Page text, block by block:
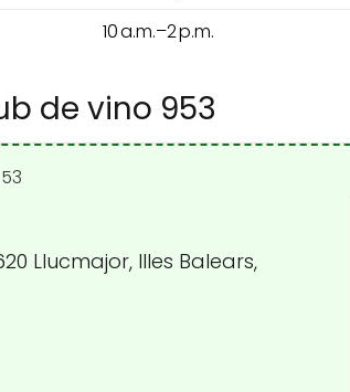
10 a.m.–2 p.m.
de vino 953
Llucmajor, Illes Balears,